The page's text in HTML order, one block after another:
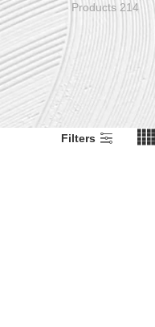
214 Products
Filters